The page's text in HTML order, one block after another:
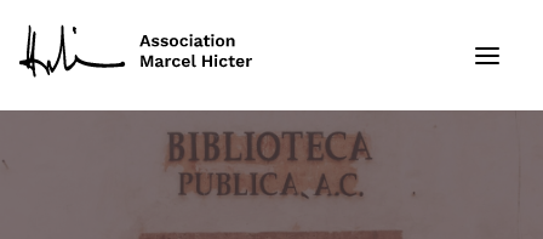
Formations